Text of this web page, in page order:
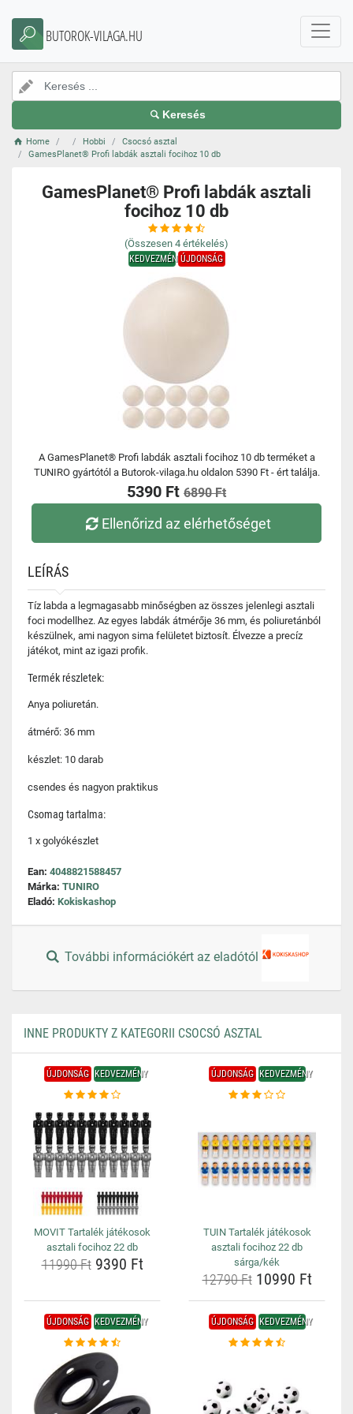
BUTOROK-VILAGA.HU
Keresés
Home Hobbi
Csocsó asztal
GamesPlanet® Profi labdák asztali focihoz 10 db
GamesPlanet® Profi labdák asztali
focihoz 10 db
(Összesen 4 értékelés)
KEDVEZMÉNYÚJDONSÁG
A GamesPlanet® Profi labdák asztali focihoz 10 db terméket a
TUNIRO gyártótól a Butorok-vilaga.hu oldalon 5390 Ft - ért találja.
5390 Ft 6890 Ft
Ellenőrizd az elérhetőséget
LEÍRÁS
Tíz labda a legmagasabb minőségben az összes jelenlegi asztali
foci modellhez. Az egyes labdák átmérője 36 mm, és poliuretánból
készülnek, ami nagyon sima felületet biztosít. Élvezze a precíz
játékot, mint az igazi profik.
Termék részletek:
Anya poliuretán.
átmérő: 36 mm
készlet: 10 darab
csendes és nagyon praktikus
Csomag tartalma:
1 x golyókészlet
Ean: 4048821588457
Márka: TUNIRO
Eladó: Kokiskashop
További információkért az eladótól
INNE PRODUKTY Z KATEGORII CSOCSÓ ASZTAL
ÚJDONSÁG KEDVEZMÉNY
MOVIT Tartalék játékosok
asztali focihoz 22 db
11990 Ft9390 Ft
ÚJDONSÁG KEDVEZMÉNY
TUIN Tartalék játékosok
asztali focihoz 22 db
sárga/kék
12790 Ft10990 Ft
ÚJDONSÁG KEDVEZMÉNY ÚJDONSÁG KEDVEZMÉNY